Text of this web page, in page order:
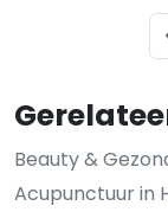
Beauty &
Acupunctuur in